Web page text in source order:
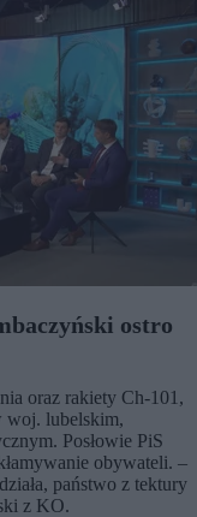
ostro
oraz rakiety Ch-101,
woj. lubelskim,
Posłowie PiS
obywateli. –
państwo z tektury
z KO.